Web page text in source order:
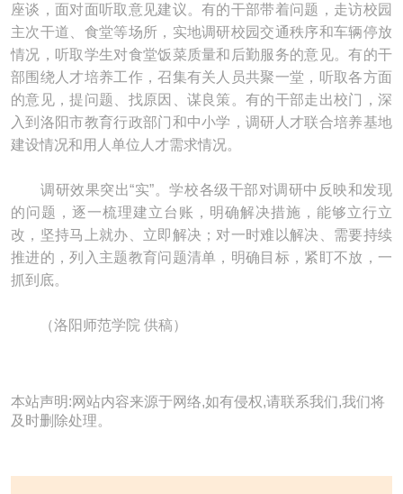
座谈，面对面听取意见建议。有的干部带着问题，走访校园
主次干道、食堂等场所，实地调研校园交通秩序和车辆停放
情况，听取学生对食堂饭菜质量和后勤服务的意见。有的干
部围绕人才培养工作，召集有关人员共聚一堂，听取各方面
的意见，提问题、找原因、谋良策。有的干部走出校门，深
入到洛阳市教育行政部门和中小学，调研人才联合培养基地
建设情况和用人单位人才需求情况。
调研效果突出“实”。学校各级干部对调研中反映和发现
的问题，逐一梳理建立台账，明确解决措施，能够立行立
改，坚持马上就办、立即解决；对一时难以解决、需要持续
推进的，列入主题教育问题清单，明确目标，紧盯不放，一
抓到底。
（洛阳师范学院 供稿）
本站声明:网站内容来源于网络,如有侵权,请联系我们,我们将
及时删除处理。